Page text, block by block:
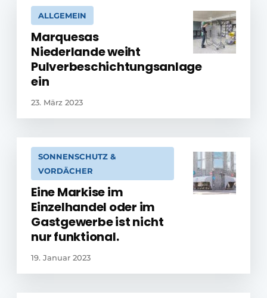
ALLGEMEIN
Marquesas
Niederlande weiht
Pulverbeschichtungsanlage
ein
23. März 2023
SONNENSCHUTZ &
VORDÄCHER
Eine Markise im
Einzelhandel oder im
Gastgewerbe ist nicht
nur funktional.
19. Januar 2023